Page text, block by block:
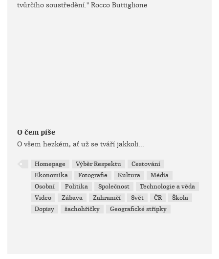
tvůrčího soustředění." Rocco Buttiglione
O čem píše
O všem hezkém, ať už se tváří jakkoli...
Homepage Výběr Respektu
Cestování
Ekonomika
Fotografie Kultura
Média
Osobní
Politika Společnost
Technologie a věda
Video
Zábava Zahraničí Svět ČR
Škola
Dopisy
šachohříčky Geografické střípky